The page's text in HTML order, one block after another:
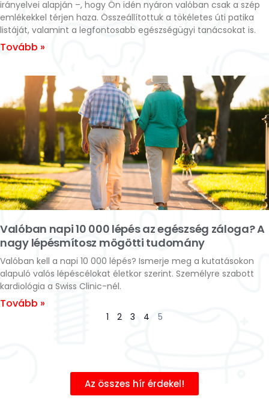
irányelvei alapján –, hogy Ön idén nyáron valóban csak a szép
emlékekkel térjen haza. Összeállítottuk a tökéletes úti patika
listáját, valamint a legfontosabb egészségügyi tanácsokat is.
Tovább »
Valóban napi 10 000 lépés az egészség záloga? A
nagy lépésmítosz mögötti tudomány
Valóban kell a napi 10 000 lépés? Ismerje meg a kutatásokon
alapuló valós lépéscélokat életkor szerint. Személyre szabott
kardiológia a Swiss Clinic-nél.
Tovább »
1 2 3 4 5
Az összes hír érdekel!